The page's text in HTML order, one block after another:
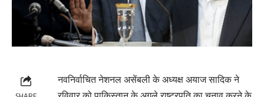
नवनिर्वाचित नेशनल असेंबली के अध्यक्ष अयाज सादिक ने